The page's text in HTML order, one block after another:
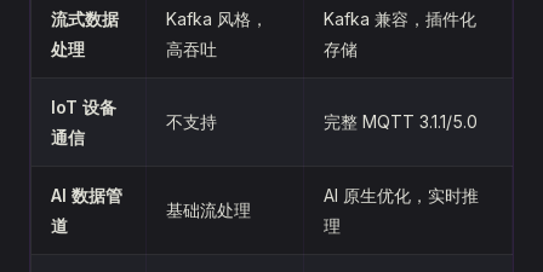
流式数据
处理
Kafka 风格，
高吞吐
Kafka 兼容，插件化
存储
IoT 设备
通信
不支持 完整 MQTT 3.1.1/5.0
AI 数据管
道
基础流处理
AI 原生优化，实时推
理